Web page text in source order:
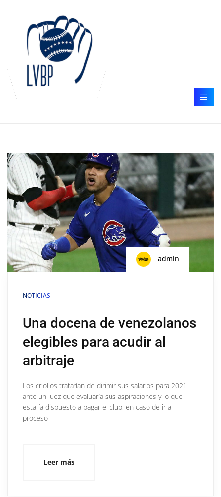
admin
NOTICIAS
Una docena de venezolanos
elegibles para acudir al
arbitraje
Los criollos tratarían de dirimir sus salarios para 2021
ante un juez que evaluaría sus aspiraciones y lo que
estaría dispuesto a pagar el club, en caso de ir al
proceso
Leer más